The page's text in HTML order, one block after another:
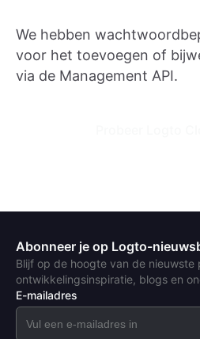
We hebben
voor het toevoegen of
via de Management API.
Abonneer je op Logto-
Blijf op de hoogte van de
ontwikkelingsinspiratie, blogs en
E-mailadres